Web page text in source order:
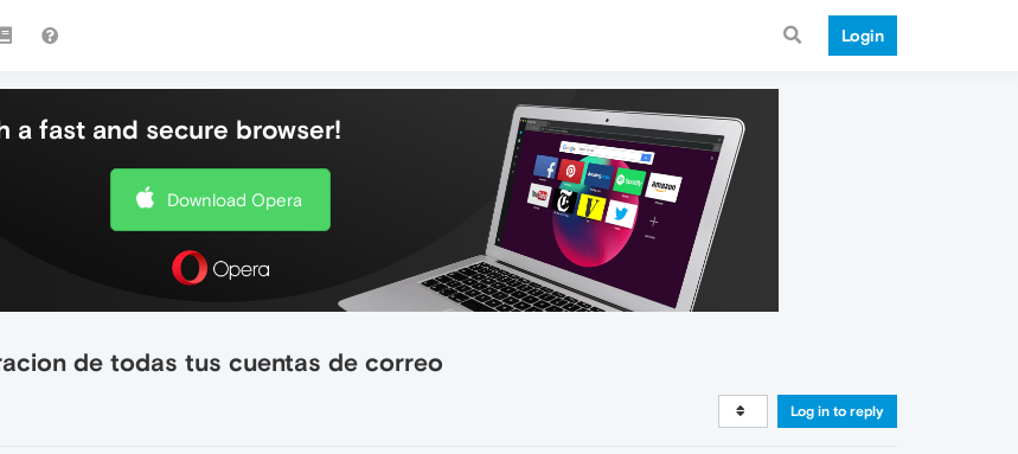
Login
a fast and secure browser!
Download Opera
de todas tus cuentas de correo
Log in to reply